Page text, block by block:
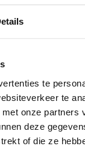
te
te
onze partners
deze
of die ze